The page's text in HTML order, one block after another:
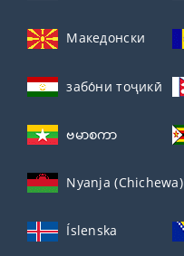
Македонски
забо́ни тоҷикӣ́
ဗမာစကာ
Nyanja (Chichewa)
Íslenska